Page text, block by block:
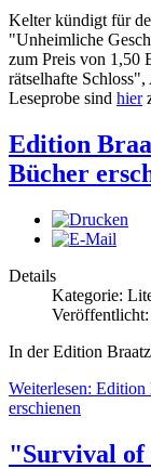
Kelter kündigt für
"Unheimliche
zum Preis von 1,50
rätselhafte
Leseprobe sind hier
Edition
Bücher
Details
Kategorie:
In der Edition
Weiterlesen:
erschienen
"Survival of